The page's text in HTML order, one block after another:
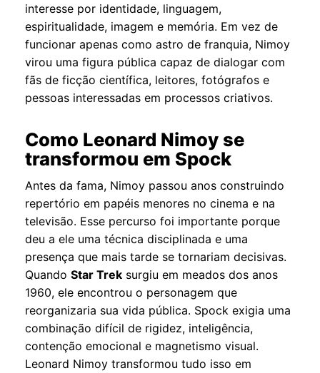
interesse por identidade, linguagem,
espiritualidade, imagem e memória. Em vez de
funcionar apenas como astro de franquia, Nimoy
virou uma figura pública capaz de dialogar com
fãs de ficção científica, leitores, fotógrafos e
pessoas interessadas em processos criativos.
Como Leonard Nimoy se
transformou em Spock
Antes da fama, Nimoy passou anos construindo
repertório em papéis menores no cinema e na
televisão. Esse percurso foi importante porque
deu a ele uma técnica disciplinada e uma
presença que mais tarde se tornariam decisivas.
QuandoStar Trek surgiu em meados dos anos
1960, ele encontrou o personagem que
reorganizaria sua vida pública. Spock exigia uma
combinação difícil de rigidez, inteligência,
contenção emocional e magnetismo visual.
Leonard Nimoy transformou tudo isso em